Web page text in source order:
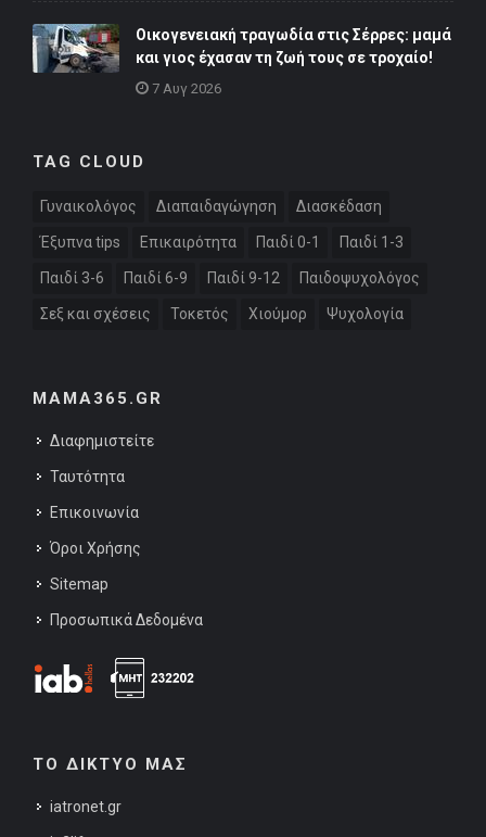
Οικογενειακή τραγωδία στις Σέρρες: μαμά
και γιος έχασαν τη ζωή τους σε τροχαίο!
7 Αυγ 2026
TAG CLOUD
Γυναικολόγος Διαπαιδαγώγηση Διασκέδαση
Έξυπνα tips Επικαιρότητα Παιδί 0-1 Παιδί 1-3
Παιδί 3-6 Παιδί 6-9 Παιδί 9-12 Παιδοψυχολόγος
Σεξ και σχέσεις Τοκετός Χιούμορ Ψυχολογία
MAMA365.GR
Διαφημιστείτε
Ταυτότητα
Επικοινωνία
Όροι Χρήσης
Sitemap
Προσωπικά Δεδομένα
ΤΟ ΔΙΚΤΥΟ ΜΑΣ
iatronet.gr